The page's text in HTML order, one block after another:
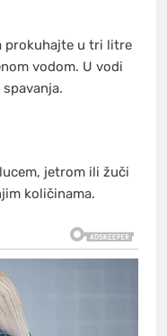
prokuhajte u tri litre
vodom. U vodi
jetrom ili žuči
količinama.